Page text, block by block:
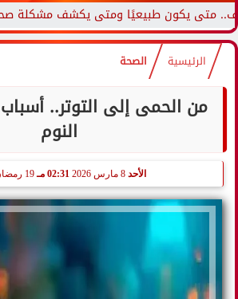
يكون طبيعيًا ومتى يكشف مشكلة صحية؟
الرئيسية الصحة
من الحمى إلى التوتر.. أسباب
النوم
الأحد 8 مارس 2026 02:31 مـ 19 رمضان 1447